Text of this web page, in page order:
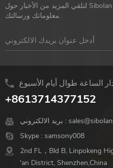
لتلقي المزيد من الأخبار حول Sibolan أو معلومات أكثر قيمة ، يرجى ترك
معلوماتك ورسالتك.
+8613714377152
بريد الالكتروني :
Skype : samsony008
2nd FL，Bld B, Linpokeng
'an District, Shenzhen,China